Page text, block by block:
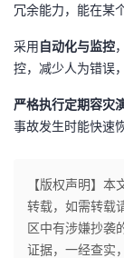
冗余能力，能在某
采用自动化与监控
控，减少人为错误
严格执行定期容灾
事故发生时能快速
【版权声明】
转载，如需转载
区中有涉嫌抄袭
证据，一经查实